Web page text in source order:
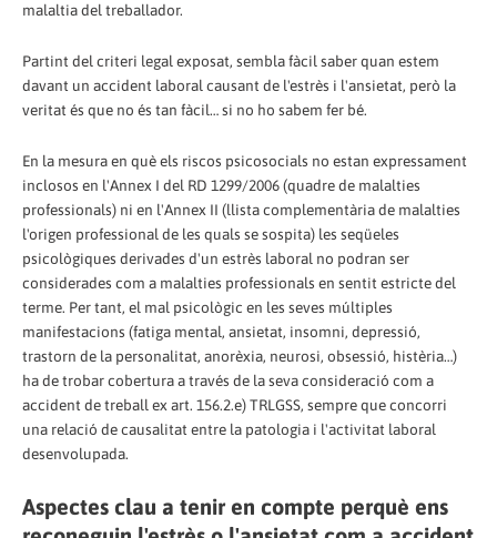
malaltia del treballador.
Partint del criteri legal exposat, sembla fàcil saber quan estem
davant un accident laboral causant de l'estrès i l'ansietat, però la
veritat és que no és tan fàcil… si no ho sabem fer bé.
En la mesura en què els riscos psicosocials no estan expressament
inclosos en l'Annex I del RD 1299/2006 (quadre de malalties
professionals) ni en l'Annex II (llista complementària de malalties
l'origen professional de les quals se sospita) les seqüeles
psicològiques derivades d'un estrès laboral no podran ser
considerades com a malalties professionals en sentit estricte del
terme. Per tant, el mal psicològic en les seves múltiples
manifestacions (fatiga mental, ansietat, insomni, depressió,
trastorn de la personalitat, anorèxia, neurosi, obsessió, histèria…)
ha de trobar cobertura a través de la seva consideració com a
accident de treball ex art. 156.2.e) TRLGSS, sempre que concorri
una relació de causalitat entre la patologia i l'activitat laboral
desenvolupada.
Aspectes clau a tenir en compte perquè ens